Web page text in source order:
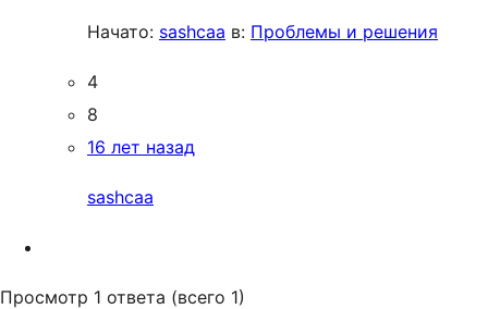
Начато: sashcaa в: Проблемы и решения
4
8
16 лет назад
sashcaa
Просмотр 1 ответа (всего 1)